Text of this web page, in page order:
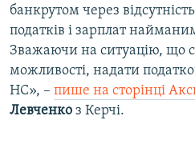
банкрутом через
податків і зарплат
Зважаючи на ситуацію, що
можливості, надати
НС», – пише на сторінці
Левченко з Керчі.